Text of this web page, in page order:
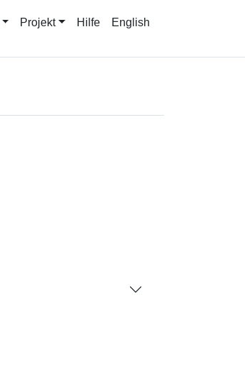
Projekt Hilfe English